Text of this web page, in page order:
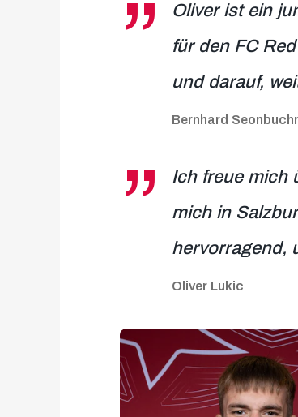
Oliver ist ein
für den FC
und darauf,
Bernhard
Ich freue mich
mich in
hervorragend,
Oliver Lukic